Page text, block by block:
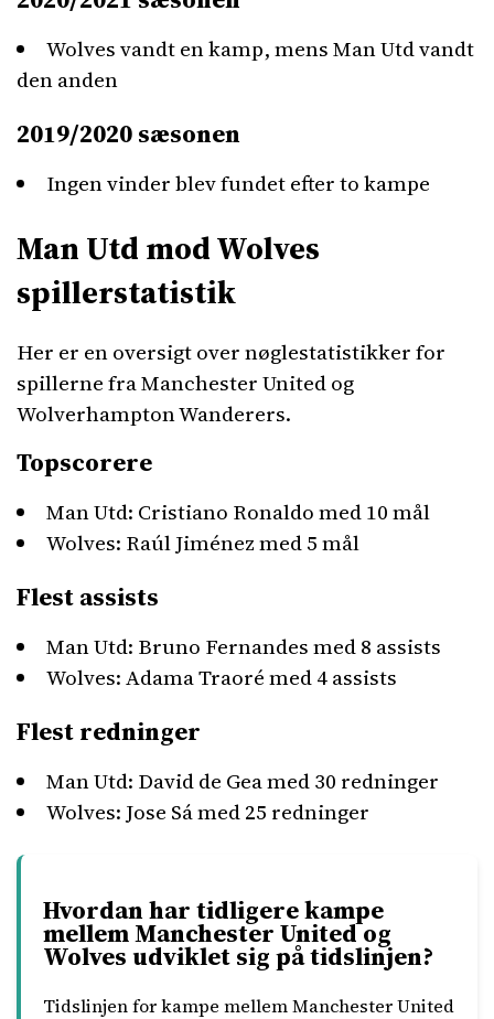
Wolves vandt en kamp, mens Man Utd vandt
den anden
2019/2020 sæsonen
Ingen vinder blev fundet efter to kampe
Man Utd mod Wolves
spillerstatistik
Her er en oversigt over nøglestatistikker for
spillerne fra Manchester United og
Wolverhampton Wanderers.
Topscorere
Man Utd: Cristiano Ronaldo med 10 mål
Wolves: Raúl Jiménez med 5 mål
Flest assists
Man Utd: Bruno Fernandes med 8 assists
Wolves: Adama Traoré med 4 assists
Flest redninger
Man Utd: David de Gea med 30 redninger
Wolves: Jose Sá med 25 redninger
Hvordan har tidligere kampe
mellem Manchester United og
Wolves udviklet sig på tidslinjen?
Tidslinjen for kampe mellem Manchester United